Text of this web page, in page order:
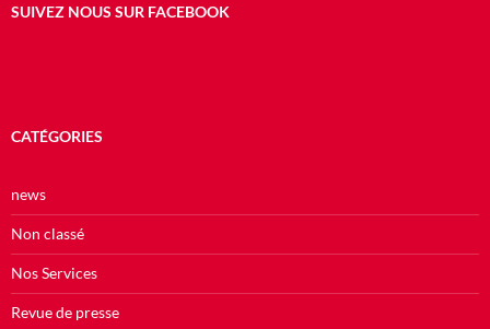
SUIVEZ NOUS SUR FACEBOOK
CATÉGORIES
news
Non classé
Nos Services
Revue de presse